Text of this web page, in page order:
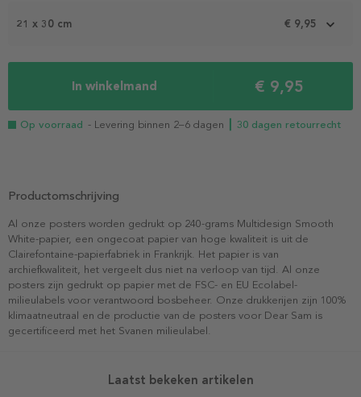
21 x 30 cm € 9,95
In winkelmand € 9,95
Op voorraad - Levering binnen 2–6 dagen ┃ 30 dagen retourrecht
Productomschrijving
Al onze posters worden gedrukt op 240-grams Multidesign Smooth
White-papier, een ongecoat papier van hoge kwaliteit is uit de
Clairefontaine-papierfabriek in Frankrijk. Het papier is van
archiefkwaliteit, het vergeelt dus niet na verloop van tijd. Al onze
posters zijn gedrukt op papier met de FSC- en EU Ecolabel-
milieulabels voor verantwoord bosbeheer. Onze drukkerijen zijn 100%
klimaatneutraal en de productie van de posters voor Dear Sam is
gecertificeerd met het Svanen milieulabel.
Laatst bekeken artikelen